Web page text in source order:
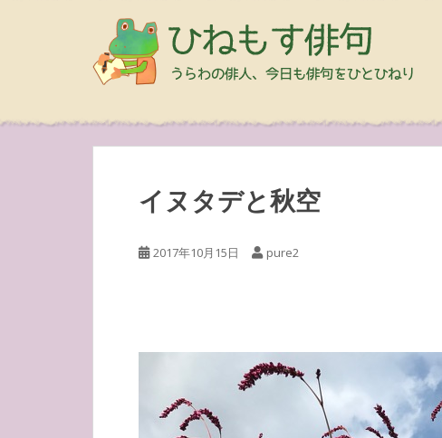
イヌタデと秋空
2017年10月15日 pure2